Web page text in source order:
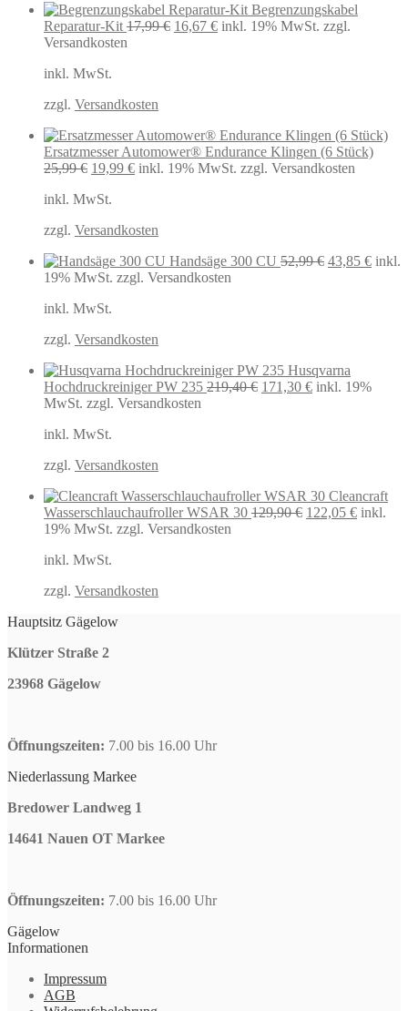
Begrenzungskabel
Reparatur-Kit 17,99€ Ursprünglicher
16,67 €Aktueller
inkl. 19% MwSt. zzgl.
Versandkosten
inkl. MwSt.
zzgl. Versandkosten
Ersatzmesser Automower® Endurance Klingen (6 Stück)
25,99€ Ursprünglicher
war:
19,99 €Aktueller
inkl. 19% MwSt. zzgl. Versandkosten
inkl. MwSt.
zzgl. Versandkosten
Handsäge 300 CU 52,99€ 43,85 € inkl.
19% MwSt. zzgl. Versandkosten
inkl. MwSt.
zzgl. Versandkosten
Husqvarna
Hochdruckreiniger PW 235 219,40€ Ursprünglicher
171,30 €Aktueller
inkl. 19%
MwSt. zzgl. Versandkosten
inkl. MwSt.
zzgl. Versandkosten
Cleancraft
Wasserschlauchaufroller WSAR 30 129,90€ Ursprünglicher
122,05 € inkl.
19% MwSt. zzgl. Versandkosten
inkl. MwSt.
zzgl. Versandkosten
Hauptsitz Gägelow
Klützer Straße 2
23968 Gägelow
Öffnungszeiten: 7.00 bis 16.00 Uhr
Niederlassung Markee
Bredower Landweg 1
14641 Nauen OT Markee
Öffnungszeiten: 7.00 bis 16.00 Uhr
Gägelow
Informationen
Impressum
AGB